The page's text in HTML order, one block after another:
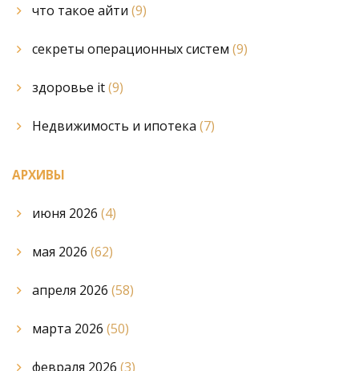
что такое айти (9)
секреты операционных систем (9)
здоровье it(9)
Недвижимость и ипотека (7)
АРХИВЫ
июня 2026 (4)
мая 2026 (62)
апреля 2026 (58)
марта 2026 (50)
февраля 2026 (3)